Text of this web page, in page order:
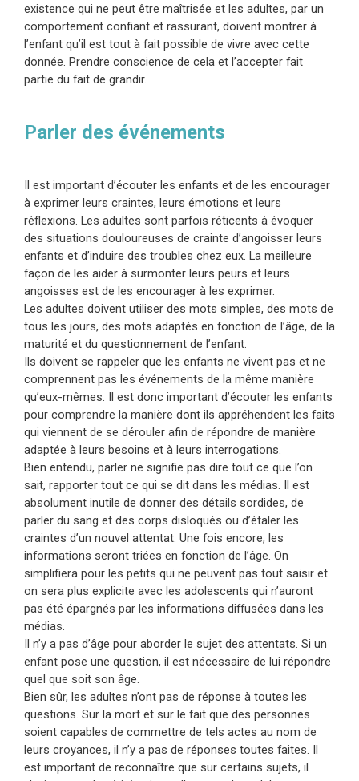
existence qui ne peut être maîtrisée et les adultes, par un
comportement confiant et rassurant, doivent montrer à
l’enfant qu’il est tout à fait possible de vivre avec cette
donnée. Prendre conscience de cela et l’accepter fait
partie du fait de grandir.
Parler des événements
Il est important d’écouter les enfants et de les encourager
à exprimer leurs craintes, leurs émotions et leurs
réflexions. Les adultes sont parfois réticents à évoquer
des situations douloureuses de crainte d’angoisser leurs
enfants et d’induire des troubles chez eux. La meilleure
façon de les aider à surmonter leurs peurs et leurs
angoisses est de les encourager à les exprimer.
Les adultes doivent utiliser des mots simples, des mots de
tous les jours, des mots adaptés en fonction de l’âge, de la
maturité et du questionnement de l’enfant.
Ils doivent se rappeler que les enfants ne vivent pas et ne
comprennent pas les événements de la même manière
qu’eux-mêmes. Il est donc important d’écouter les enfants
pour comprendre la manière dont ils appréhendent les faits
qui viennent de se dérouler afin de répondre de manière
adaptée à leurs besoins et à leurs interrogations.
Bien entendu, parler ne signifie pas dire tout ce que l’on
sait, rapporter tout ce qui se dit dans les médias. Il est
absolument inutile de donner des détails sordides, de
parler du sang et des corps disloqués ou d’étaler les
craintes d’un nouvel attentat. Une fois encore, les
informations seront triées en fonction de l’âge. On
simplifiera pour les petits qui ne peuvent pas tout saisir et
on sera plus explicite avec les adolescents qui n’auront
pas été épargnés par les informations diffusées dans les
médias.
Il n’y a pas d’âge pour aborder le sujet des attentats. Si un
enfant pose une question, il est nécessaire de lui répondre
quel que soit son âge.
Bien sûr, les adultes n’ont pas de réponse à toutes les
questions. Sur la mort et sur le fait que des personnes
soient capables de commettre de tels actes au nom de
leurs croyances, il n’y a pas de réponses toutes faites. Il
est important de reconnaître que sur certains sujets, il